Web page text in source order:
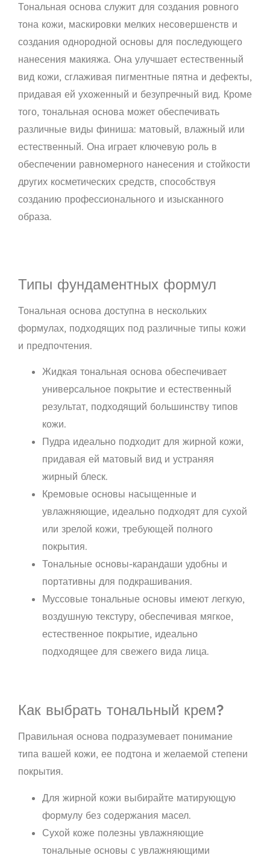
Тональная основа служит для создания ровного
тона кожи, маскировки мелких несовершенств и
создания однородной основы для последующего
нанесения макияжа. Она улучшает естественный
вид кожи, сглаживая пигментные пятна и дефекты,
придавая ей ухоженный и безупречный вид. Кроме
того, тональная основа может обеспечивать
различные виды финиша: матовый, влажный или
естественный. Она играет ключевую роль в
обеспечении равномерного нанесения и стойкости
других косметических средств, способствуя
созданию профессионального и изысканного
образа.
Типы фундаментных формул
Тональная основа доступна в нескольких
формулах, подходящих под различные типы кожи
и предпочтения.
Жидкая тональная основа обеспечивает
универсальное покрытие и естественный
результат, подходящий большинству типов
кожи.
Пудра идеально подходит для жирной кожи,
придавая ей матовый вид и устраняя
жирный блеск.
Кремовые основы насыщенные и
увлажняющие, идеально подходят для сухой
или зрелой кожи, требующей полного
покрытия.
Тональные основы-карандаши удобны и
портативны для подкрашивания.
Муссовые тональные основы имеют легкую,
воздушную текстуру, обеспечивая мягкое,
естественное покрытие, идеально
подходящее для свежего вида лица.
Как выбрать тональный крем?
Правильная основа подразумевает понимание
типа вашей кожи, ее подтона и желаемой степени
покрытия.
Для жирной кожи выбирайте матирующую
формулу без содержания масел.
Сухой коже полезны увлажняющие
тональные основы с увлажняющими